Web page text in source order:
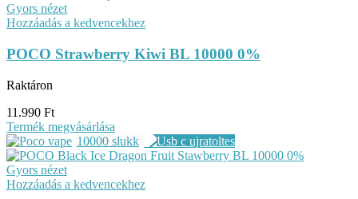
Gyors nézet
Hozzáadás a kedvencekhez
POCO Strawberry Kiwi BL 10000 0%
Raktáron
11.990 Ft
Termék megvásárlása
10000 slukk
Gyors nézet
Hozzáadás a kedvencekhez